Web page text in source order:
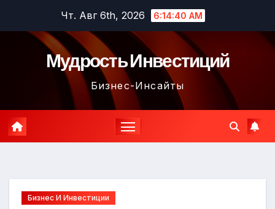
содержимому
Чт. Авг 6th, 2026 6:14:41 AM
Мудрость Инвестиций
Бизнес-Инсайты
Бизнес И Инвестиции